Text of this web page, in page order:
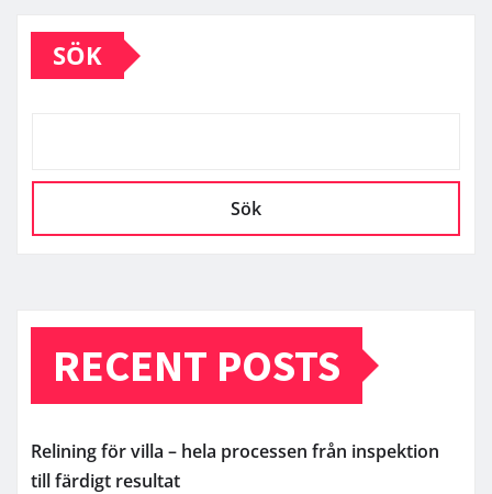
SÖK
Sök
RECENT POSTS
Relining för villa – hela processen från inspektion
till färdigt resultat